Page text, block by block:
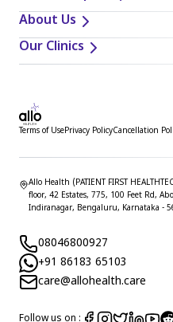
About Us
Our Clinics
Terms of UsePrivacy PolicyCancellation
Allo Health (PATIENT FIRST
floor, 42 Estates, 775, 100 Feet Rd,
Indiranagar, Bengaluru, Karnataka -
08046800927
+91 86183 65103
care@allohealth.care
Follow us on :